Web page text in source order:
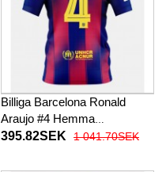
Billiga Barcelona Ronald
Araujo #4 Hemma
fotbollskläder 2025-26
395.82SEK 1 041.70SEK